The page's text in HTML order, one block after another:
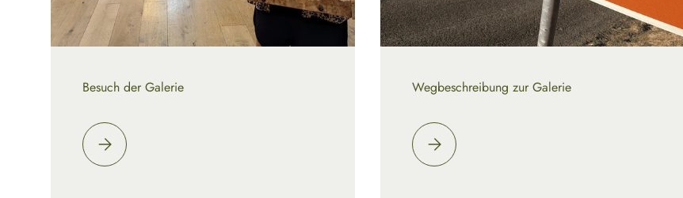
Besuch der Galerie
Bitte auswählen
Wegbeschreibung zur Galerie
Bitte auswählen